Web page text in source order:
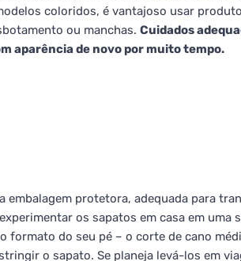
coloridos, é vantajoso usar
ou manchas. Cuidados
aparência de novo por muito tempo.
embalagem protetora, adequada para
os sapatos em casa em uma
formato do seu pé – o corte de cano
o sapato. Se planeja levá-los em